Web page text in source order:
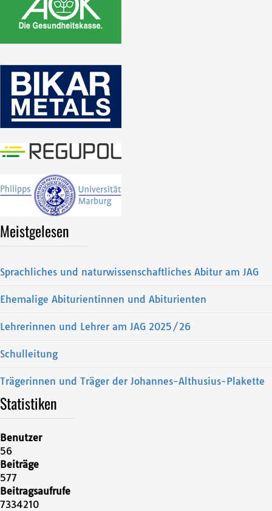
Meistgelesen
Sprachliches und naturwissenschaftliches Abitur am JAG
Ehemalige Abiturientinnen und Abiturienten
Lehrerinnen und Lehrer am JAG 2025/26
Schulleitung
Trägerinnen und Träger der Johannes-Althusius-Plakette
Statistiken
Benutzer
56
Beiträge
577
Beitragsaufrufe
7334210